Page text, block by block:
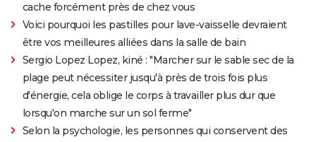
cache forcément près de chez vous
Voici pourquoi les pastilles pour lave-vaisselle devraient
être vos meilleures alliées dans la salle de bain
Sergio Lopez Lopez, kiné : "Marcher sur le sable sec de la
plage peut nécessiter jusqu'à près de trois fois plus
d'énergie, cela oblige le corps à travailler plus dur que
lorsqu'on marche sur un sol ferme"
Selon la psychologie, les personnes qui conservent des